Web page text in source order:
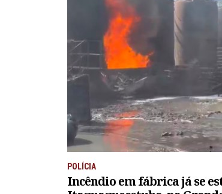
POLÍCIA
Incêndio em fábrica já se